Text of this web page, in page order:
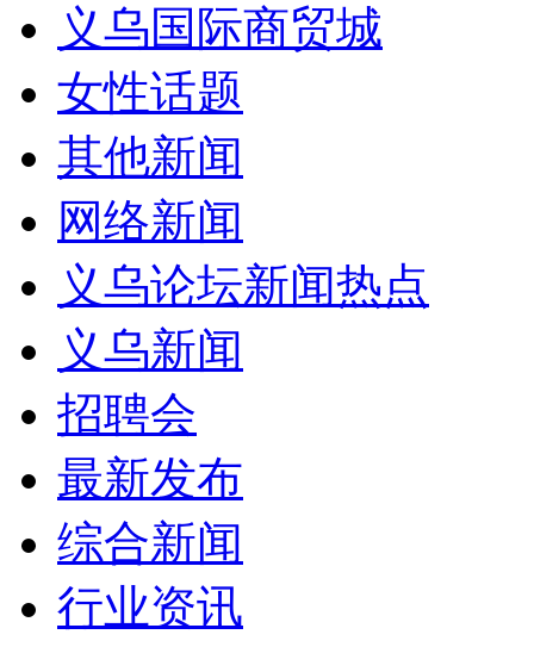
义乌国际商贸城
女性话题
其他新闻
网络新闻
义乌论坛新闻热点
义乌新闻
招聘会
最新发布
综合新闻
行业资讯